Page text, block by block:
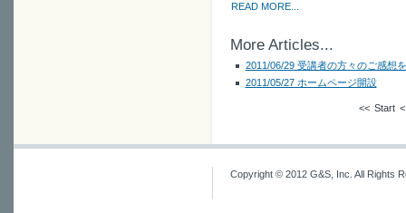
READ MORE...
More Articles...
2011/06/29 受講者の方々のご感想
2011/05/27 ホームページ開設
<< Start
Copyright © 2012 G&S, Inc. All Rights